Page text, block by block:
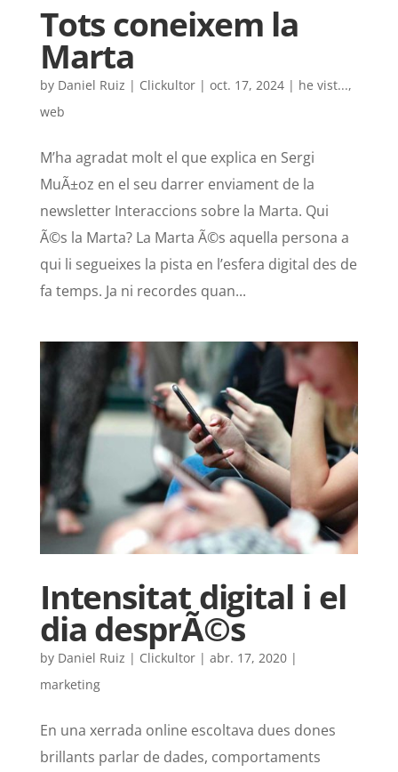
Tots coneixem la
Marta
by Daniel Ruiz | Clickultor| oct. 17, 2024| he vist...,
web
M’ha agradat molt el que explica en Sergi
MuÃ±oz en el seu darrer enviament de la
newsletter Interaccions sobre la Marta. Qui
Ã©s la Marta? La Marta Ã©s aquella persona a
qui li segueixes la pista en l’esfera digital des de
fa temps. Ja ni recordes quan...
Intensitat digital i el
dia desprÃ©s
by Daniel Ruiz | Clickultor| abr. 17, 2020|
marketing
En una xerrada online escoltava dues dones
brillants parlar de dades, comportaments